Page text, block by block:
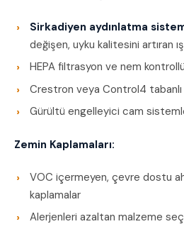
Sirkadiyen aydınlatma
değişen, uyku kalitesini artıran
HEPA filtrasyon ve nem
Crestron veya Control4
Gürültü engelleyici cam
Zemin Kaplamaları:
VOC içermeyen, çevre dostu
kaplamalar
Alerjenleri azaltan malzeme